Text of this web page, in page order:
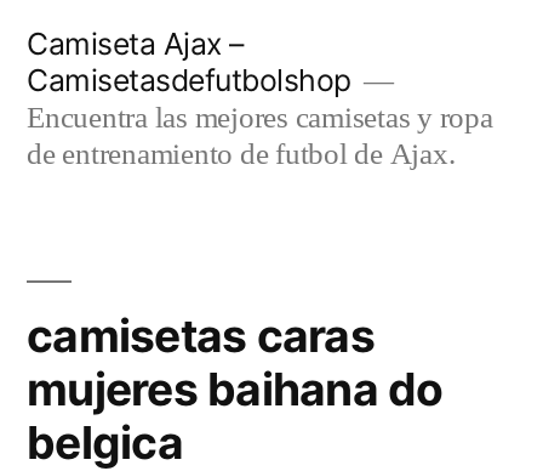
contenido
Camiseta Ajax –
Camisetasdefutbolshop
Encuentra las mejores camisetas y ropa
de entrenamiento de futbol de Ajax.
camisetas caras
mujeres baihana do
belgica